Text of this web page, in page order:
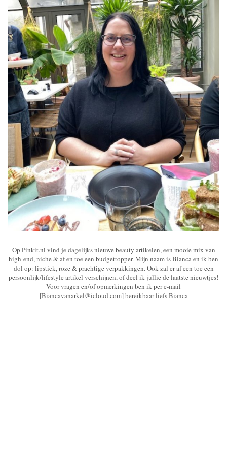
Op Pinkit.nl vind je dagelijks nieuwe beauty artikelen, een mooie mix van
high-end, niche & af en toe een budgettopper. Mijn naam is Bianca en ik ben
dol op: lipstick, roze & prachtige verpakkingen. Ook zal er af een toe een
persoonlijk/lifestyle artikel verschijnen, of deel ik jullie de laatste nieuwtjes!
Voor vragen en/of opmerkingen ben ik per e-mail
[Biancavanarkel@icloud.com] bereikbaar liefs Bianca